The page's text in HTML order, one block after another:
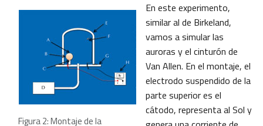
Figura 2: Montaje de la
En este experimento,
similar al de Birkeland,
vamos a simular las
auroras y el cinturón de
Van Allen. En el montaje, el
electrodo suspendido de la
parte superior es el
cátodo, representa al Sol y